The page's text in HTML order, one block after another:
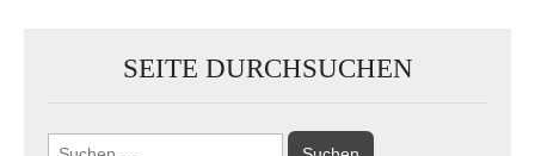
SEITE DURCHSUCHEN
Suchen